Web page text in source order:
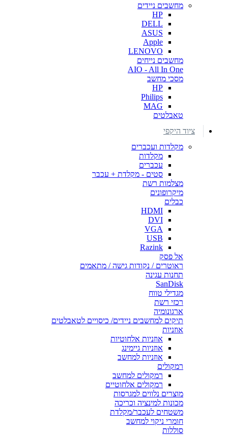
מחשבים ניידים
HP
DELL
ASUS
Apple
LENOVO
מחשבים נייחים
AIO - All In One
מסכי מחשב
HP
Philips
MAG
טאבלטים
ציוד היקפי
מקלדות ועכברים
מקלדות
עכברים
סטים - מקלדת + עכבר
מצלמות רשת
מיקרופונים
כבלים
HDMI
DVI
VGA
USB
Razink
אל פסק
ראוטרים / נקודות גישה / מתאמים
תחנות עגינה
SanDisk
מגדילי טווח
רכזי רשת
ארגונומיה
תיקים למחשבים ניידים/ כיסויים לטאבלטים
אוזניות
אוזניות אלחוטיות
אוזניות גיימינג
אוזניות למחשב
רמקולים
רמקולים למחשב
רמקולים אלחוטיים
מוצרים נלווים למגרסות
מכונות למינציה וכריכה
משטחים לעכבר/מקלדת
חומרי ניקוי למחשב
סוללות